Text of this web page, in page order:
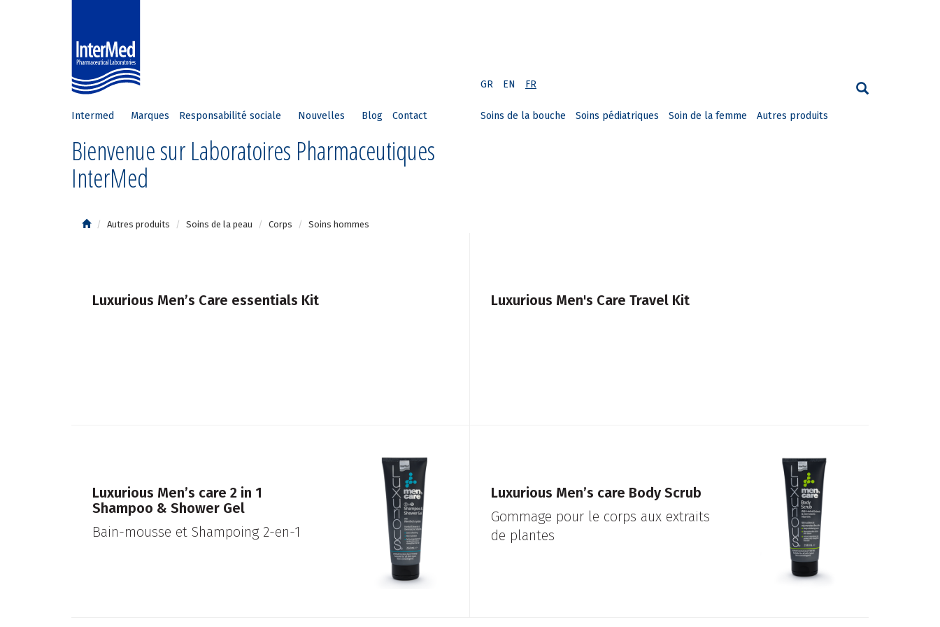
GR EN FR
Intermed Marques Responsabilité sociale Nouvelles Blog Contact
Bienvenue sur Laboratoires Pharmaceutiques
InterMed
Soins de la bouche Soins pédiatriques Soin de la femme Autres produits
Autres produits Soins de la peau Corps Soins hommes
Luxurious Men’s Care essentials Kit Luxurious Men's Care Travel Kit
Luxurious Men’s care 2 in 1
Shampoo & Shower Gel
Bain-mousse et Shampoing 2-en-1
Luxurious Men’s care Body Scrub
Gommage pour le corps aux extraits
de plantes